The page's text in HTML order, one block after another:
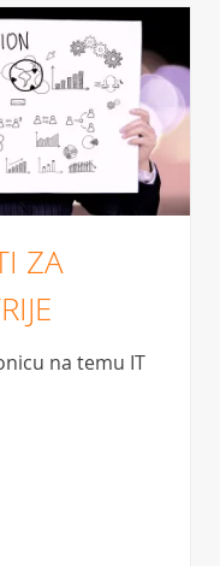
ZA
na temu IT